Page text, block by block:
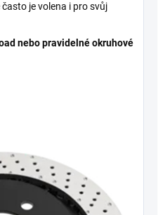
je volena i pro svůj
nebo pravidelné okruhové